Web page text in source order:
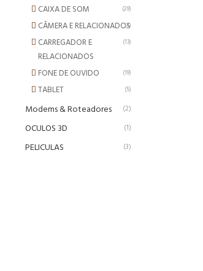
CAIXA DE SOM (29)
CÂMERA E RELACIONADOS
(4)
CARREGADOR E
RELACIONADOS
(13)
FONE DE OUVIDO (19)
TABLET (5)
Modems & Roteadores (2)
OCULOS 3D (1)
PELICULAS (3)